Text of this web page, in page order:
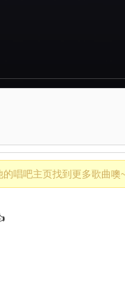
的唱吧主页找到更多歌曲噢